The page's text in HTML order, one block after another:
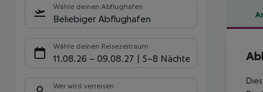
Wähle deinen Abflughafen
Beliebiger Abflughafen
Wähle deinen Reisezeitraum
11.08.26 – 09.08.27 5-8 Nächte
Wer wird verreisen